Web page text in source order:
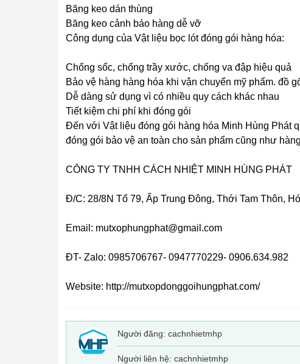
Băng keo dán thùng
Băng keo cảnh báo hàng dễ vỡ
Công dụng của Vật liệu bọc lót đóng gói hàng hóa:
Chống sốc, chống trầy xước, chống va đập hiệu quả
Bảo vệ hàng hàng hóa khi vận chuyển mỹ phẩm. đồ
Dễ dàng sử dụng vì có nhiều quy cách khác nhau
Tiết kiệm chi phí khi đóng gói
Đến với Vật liệu đóng gói hàng hóa Minh Hùng Phát
đóng gói bảo vệ an toàn cho sản phẩm cũng như
CÔNG TY TNHH CÁCH NHIỆT MINH HÙNG PHÁT
Đ/C: 28/8N Tổ 79, Ấp Trung Đông, Thới Tam Thôn,
Email: mutxophungphat@gmail.com
ĐT- Zalo: 0985706767- 0947770229- 0906.634.982
Website: http://mutxopdonggoihungphat.com/
Người đăng: cachnhietmhp
Người liên hệ: cachnhietmhp